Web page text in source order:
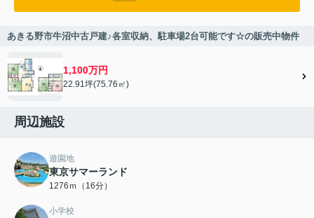
あきる野市牛沼中古戸建♪各室収納、駐車場2台可能です☆の販売中物件
1,100万円
22.91坪(75.76㎡)
周辺施設
遊園地
東京サマーランド
1276ｍ（16分）
小学校